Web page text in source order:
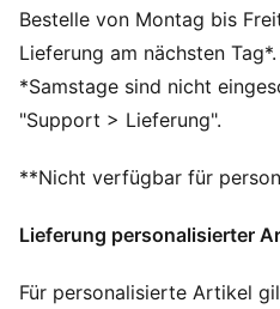
Reguläre Länge
Rundhalsausschnitt
Kurze Ärmel
PUMA Branding-Details
Bestelle von Montag bis
Lieferung am nächsten Tag*.
*Samstage sind nicht
"Support > Lieferung".
**Nicht verfügbar für
Lieferung personalisierter
Für personalisierte Artikel